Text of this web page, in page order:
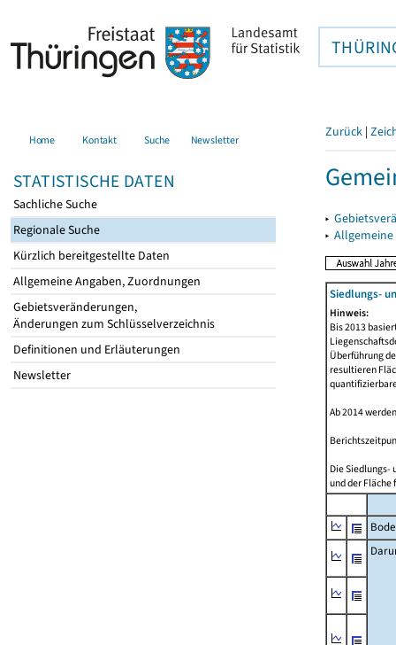
Home Kontakt Suche Newsletter
STATISTISCHE DATEN
Sachliche Suche
Regionale Suche
Kürzlich bereitgestellte Daten
Allgemeine Angaben, Zuordnungen
Gebietsveränderungen,
Änderungen zum Schlüsselverzeichnis
Definitionen und Erläuterungen
Newsletter
Zurück |
▸
▸
Siedlungs-
Hinweis:
Bis 2013
Überführung
resultieren
Ab 2014
Die Siedlungs-
und der Fläche